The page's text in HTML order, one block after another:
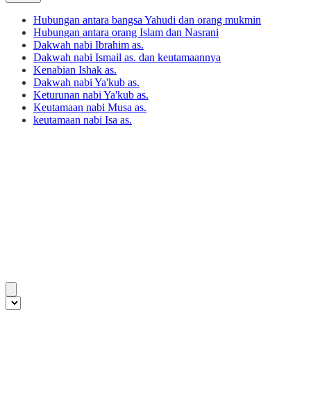
Hubungan antara bangsa Yahudi dan orang mukmin
Hubungan antara orang Islam dan Nasrani
Dakwah nabi Ibrahim as.
Dakwah nabi Ismail as. dan keutamaannya
Kenabian Ishak as.
Dakwah nabi Ya'kub as.
Keturunan nabi Ya'kub as.
Keutamaan nabi Musa as.
keutamaan nabi Isa as.